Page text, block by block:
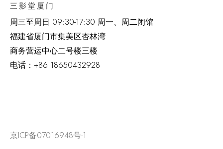
三影堂厦门
周三至周日 09:30-17:30 周一、周二闭馆
福建省厦门市集美区杏林湾
商务营运中心二号楼三楼
电话： +86 18650432928
京ICP备07016948号-1